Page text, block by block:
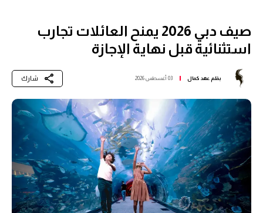
صيف دبي 2026 يمنح العائلات تجارب
استثنائية قبل نهاية الإجازة
بقلم عهد كمال 03 أغسطس 2026 شارك